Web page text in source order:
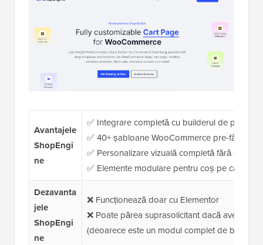
Avantajele
ShopEngi
ne
✅ Integrare completă cu builderul de pagini
✅ 40+ șabloane WooCommerce pre-făcute
✅ Personalizare vizuală completă fără codare
✅ Elemente modulare pentru coș pe care le
Dezavanta
jele
ShopEngi
ne
❌ Funcționează doar cu Elementor
❌ Poate părea suprasolicitant dacă aveți
(deoarece este un modul complet de builder